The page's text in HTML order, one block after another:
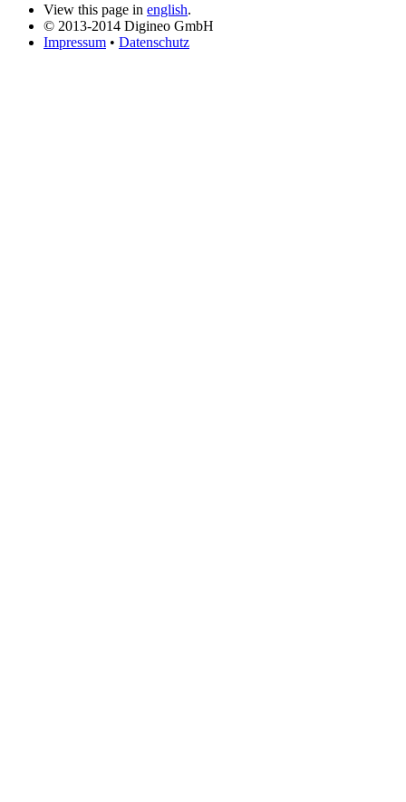
View this page in english.
© 2013-2014 Digineo GmbH
Impressum • Datenschutz